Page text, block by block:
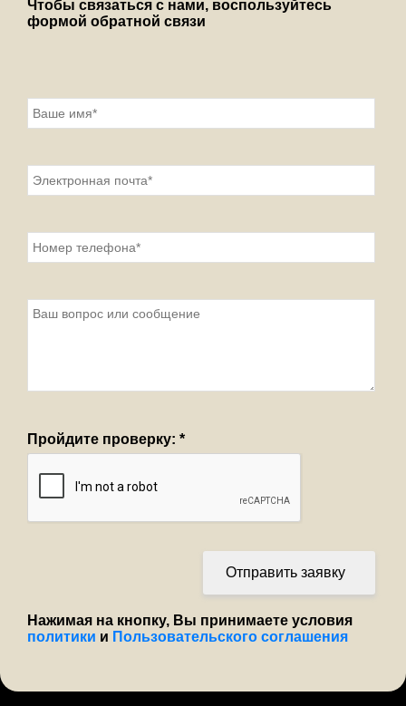
Чтобы связаться с нами, воспользуйтесь
формой обратной связи
Пройдите проверку: *
Отправить заявку
Нажимая на кнопку, Вы принимаете условия
политики и Пользовательского соглашения